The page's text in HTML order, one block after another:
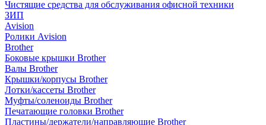
Чистящие средства для обслуживания офисной техники
ЗИП
Avision
Ролики Avision
Brother
Боковые крышки Brother
Валы Brother
Крышки/корпусы Brother
Лотки/кассеты Brother
Муфты/соленоиды Brother
Печатающие головки Brother
Пластины/держатели/направляющие Brother